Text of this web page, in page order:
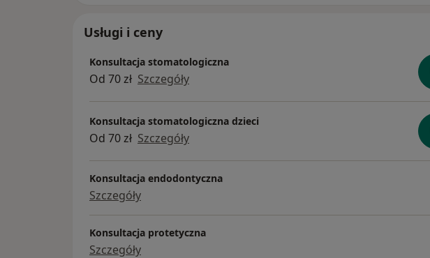
Usługi i ceny
Konsultacja stomatologiczna
Od 70 zł Szczegóły
Konsultacja stomatologiczna dzieci
Od 70 zł Szczegóły
Konsultacja endodontyczna
Szczegóły
Konsultacja protetyczna
Szczegóły